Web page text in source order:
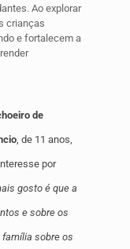
Ao explorar
crianças
e fortalecem a
de
, de 11 anos,
por
gosto é que a
e sobre os
sobre os